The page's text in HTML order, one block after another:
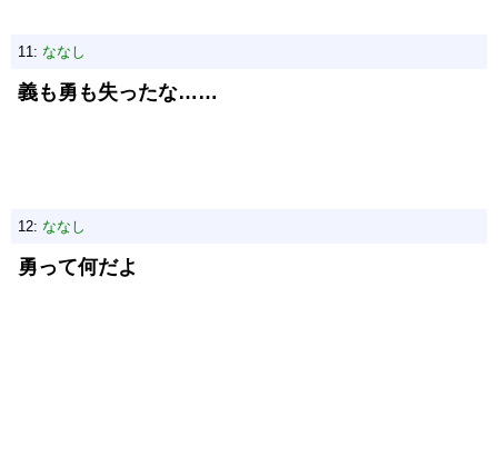
11: ななし
義も勇も失ったな……
12: ななし
勇って何だよ